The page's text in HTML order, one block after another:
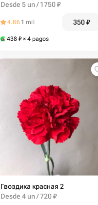
Desde 5 un / 1750 ₽
4.86 1 mil 350₽
438 ₽ × 4 pagos
Гвоздика красная 2
Desde 4 un / 720 ₽